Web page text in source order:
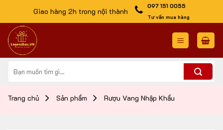
content
Giao hàng 2h trong nội thành
097 151 0055
Tư vấn mua hàng
kiếm:
Trang chủ Sản phẩm Rượu Vang Nhập Khẩu